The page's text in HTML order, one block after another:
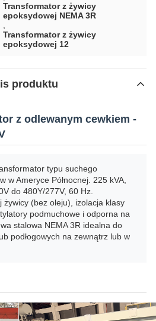
Transformator z żywicy
epoksydowej NEMA 3R
Transformator z żywicy
epoksydowej 12
produktu
z odlewanym cewkiem -
typu suchego
w Ameryce Północnej. 225 kVA,
do 480Y/277V, 60 Hz.
żywicy (bez oleju), izolacja klasy
podmuchowe i odporna na
stalowa NEMA 3R idealna do
podłogowych na zewnątrz lub w